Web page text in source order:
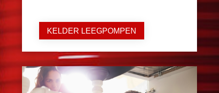
KELDER LEEGPOMPEN